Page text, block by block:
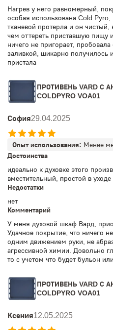
Нагрев у него равномерный,
особая использована Cold
тканевой протерла и он чистый,
чем оттереть приставшую пищу
ничего не пригорает,
заливкой, шикарно получилось
пристала
ПРОТИВЕНЬ VARD С
COLDPYRO VOA01
София29.04.2025
Опыт использования: Менее
Достоинства
идеально к духовке этого
вместительный, простой в уходе
Недостатки
нет
Комментарий
У меня духовой шкаф Вард,
Удачное покрытие, что ничего
одним движением руки, не
агрессивной химии. Довольно
то с учетом что будет бульон
ПРОТИВЕНЬ VARD С
COLDPYRO VOA01
Ксения12.05.2025